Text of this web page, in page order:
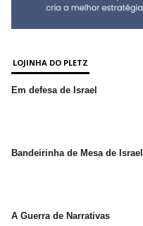
LOJINHA DO PLETZ
Em defesa de Israel
Bandeirinha de Mesa de Israel
A Guerra de Narrativas